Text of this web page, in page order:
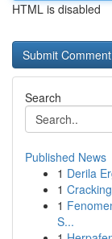
HTML is disabled
Search
Published News
1 Derila
1
1
S...